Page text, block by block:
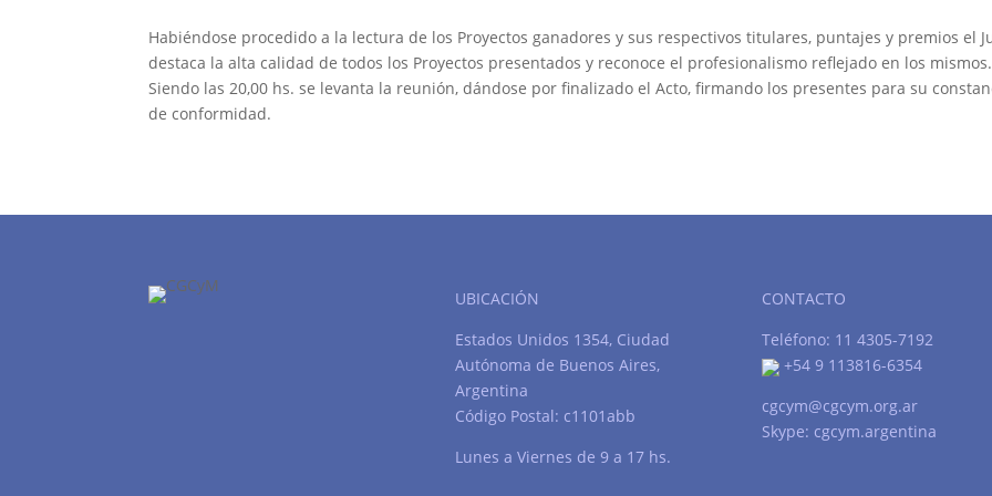
Habiéndose procedido a la lectura de los Proyectos ganadores y sus respectivos titulares, puntajes y premios el
destaca la alta calidad de todos los Proyectos presentados y reconoce el profesionalismo reflejado en los mismos.
Siendo las 20,00 hs. se levanta la reunión, dándose por finalizado el Acto, firmando los presentes para su
de conformidad.
UBICACIÓN
Estados Unidos 1354, Ciudad
Autónoma de Buenos Aires,
Argentina
Código Postal: c1101abb
Lunes a Viernes de 9 a 17 hs.
CONTACTO
Teléfono: 11 4305-7192
+54 9 113816-6354
cgcym@cgcym.org.ar
Skype: cgcym.argentina